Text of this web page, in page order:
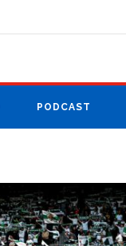
PODCAST